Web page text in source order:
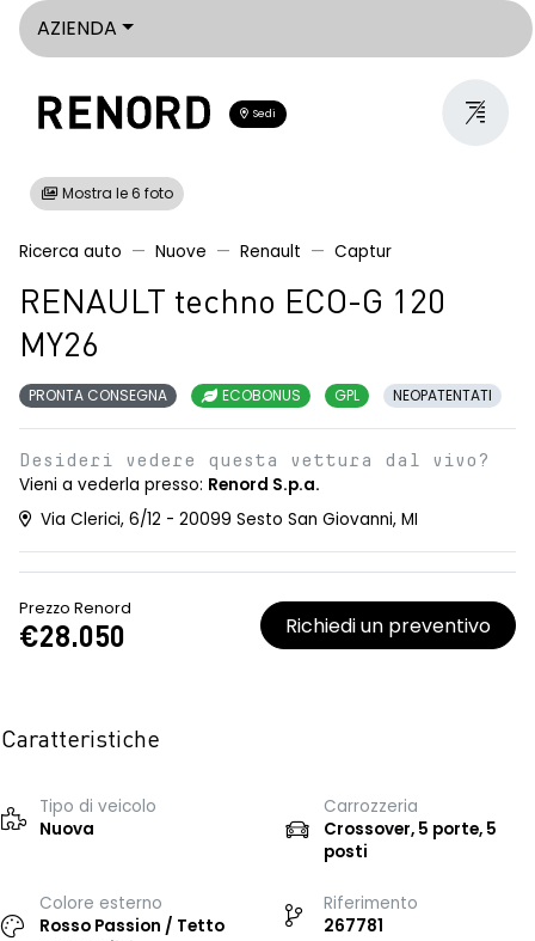
AZIENDA
Sedi
Mostra le 6 foto
Ricerca auto Nuove Renault Captur
RENAULT techno ECO-G 120
MY26
PRONTA CONSEGNA ECOBONUS GPL NEOPATENTATI
Desideri vedere questa vettura dal vivo?
Vieni a vederla presso: Renord S.p.a.
Via Clerici, 6/12 - 20099 Sesto San Giovanni, MI
Prezzo Renord
€28.050 Richiedi un preventivo
Caratteristiche
Tipo di veicolo
Nuova
Carrozzeria
Crossover, 5 porte, 5
posti
Colore esterno
Rosso Passion / Tetto
Riferimento
267781